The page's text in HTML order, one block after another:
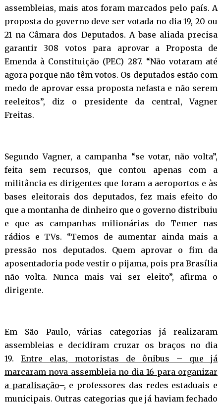
assembleias, mais atos foram marcados pelo país. A
proposta do governo deve ser votada no dia 19, 20 ou
21 na Câmara dos Deputados. A base aliada precisa
garantir 308 votos para aprovar a Proposta de
Emenda à Constituição (PEC) 287. “Não votaram até
agora porque não têm votos. Os deputados estão com
medo de aprovar essa proposta nefasta e não serem
reeleitos”, diz o presidente da central, Vagner
Freitas.
Segundo Vagner, a campanha “se votar, não volta”,
feita sem recursos, que contou apenas com a
militância es dirigentes que foram a aeroportos e às
bases eleitorais dos deputados, fez mais efeito do
que a montanha de dinheiro que o governo distribuiu
e que as campanhas milionárias do Temer nas
rádios e TVs. “Temos de aumentar ainda mais a
pressão nos deputados. Quem aprovar o fim da
aposentadoria pode vestir o pijama, pois pra Brasília
não volta. Nunca mais vai ser eleito”, afirma o
dirigente.
Em São Paulo, várias categorias já realizaram
assembleias e decidiram cruzar os braços no dia
19. Entre elas, motoristas de ônibus – que já
marcaram nova assembleia no dia 16 para organizar
a paralisação–, e professores das redes estaduais e
municipais. Outras categorias que já haviam fechado